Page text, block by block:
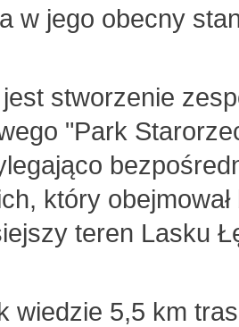
w jego obecny
stworzenie
"Park
który
teren Lasku
wiedzie 5,5 km